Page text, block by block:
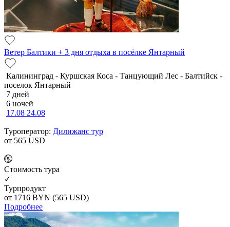
Ветер Балтики + 3 дня отдыха в посёлке Янтарный
Калининград - Куршская Коса - Танцующий Лес - Балтийск -
поселок Янтарный
7 дней
6 ночей
17.08 24.08
Туроператор: Дилижанс тур
от 565 USD
Cтоимость тура
✓
Турпродукт
от 1716 BYN (565 USD)
Подробнее